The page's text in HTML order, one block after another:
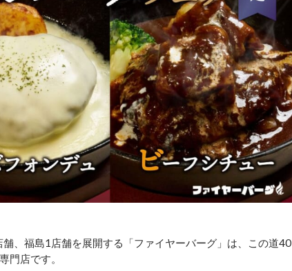
、福島1店舗を展開する「ファイヤーバーグ」は、この道40
門店です。